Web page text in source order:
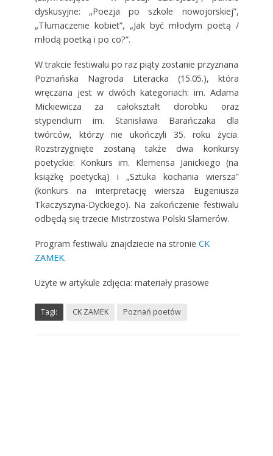
dyskusyjne: „Poezja po szkole nowojorskiej”,
„Tłumaczenie kobiet”, „Jak być młodym poetą /
młodą poetką i po co?”.
W trakcie festiwalu po raz piąty zostanie przyznana
Poznańska Nagroda Literacka (15.05.), która
wręczana jest w dwóch kategoriach: im. Adama
Mickiewicza za całokształt dorobku oraz
stypendium im. Stanisława Barańczaka dla
twórców, którzy nie ukończyli 35. roku życia.
Rozstrzygnięte zostaną także dwa konkursy
poetyckie: Konkurs im. Klemensa Janickiego (na
książkę poetycką) i „Sztuka kochania wiersza”
(konkurs na interpretację wiersza Eugeniusza
Tkaczyszyna-Dyckiego). Na zakończenie festiwalu
odbędą się trzecie Mistrzostwa Polski Slamerów.
Program festiwalu znajdziecie na stronie CK
ZAMEK.
Użyte w artykule zdjęcia: materiały prasowe
Tagi: CK ZAMEK Poznań poetów